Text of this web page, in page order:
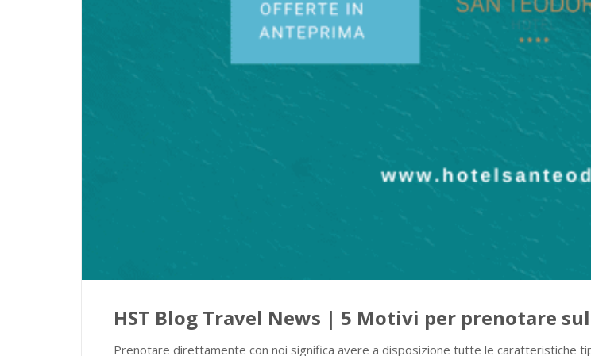
HST Blog Travel News | 5 Motivi per prenotare
Prenotare direttamente con noi significa avere a disposizione tutte le caratteristiche